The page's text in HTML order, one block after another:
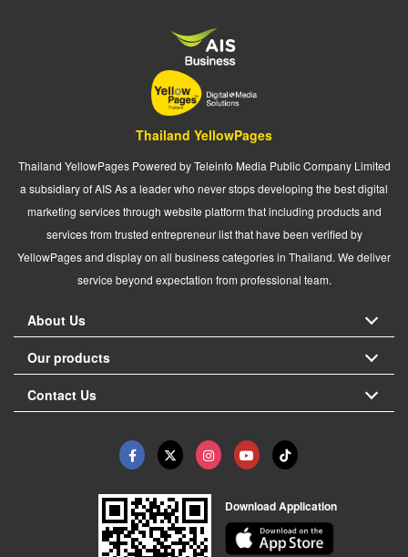
Thailand YellowPages
Thailand YellowPages Powered by Teleinfo Media Public Company Limited
a subsidiary of AIS As a leader who never stops developing the best digital
marketing services through website platform that including products and
services from trusted entrepreneur list that have been verified by
YellowPages and display on all business categories in Thailand. We deliver
service beyond expectation from professional team.
About Us
Our products
Contact Us
Download Application